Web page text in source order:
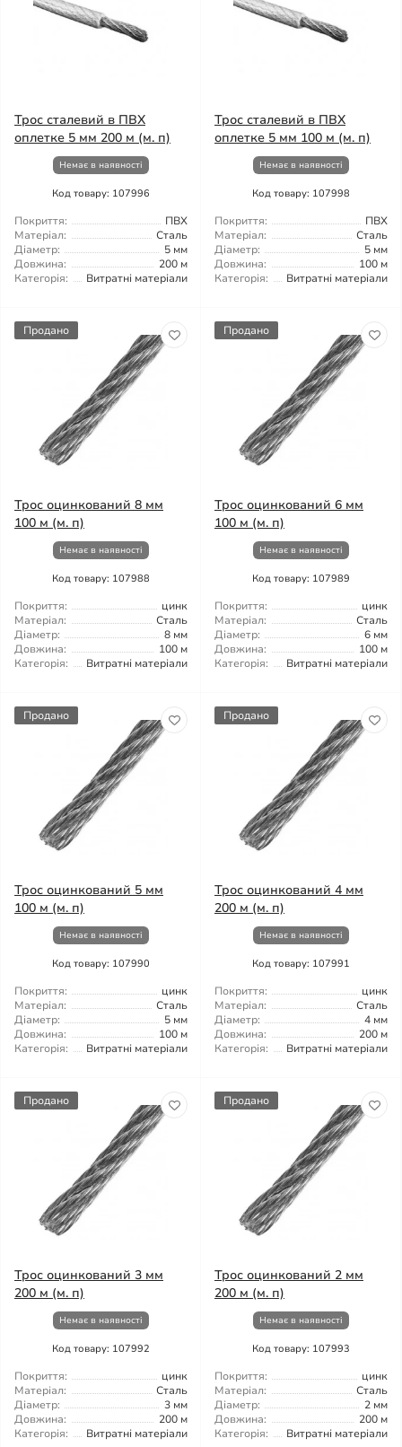
Трос сталевий в ПВХ
оплетке 5 мм 200 м (м. п)
Немає в наявності
Код товару: 107996
Покриття:
ПВХ
Матеріал:
Сталь
Діаметр:
5 мм
Довжина:
200 м
Категорія:
Витратні матеріали
Трос сталевий в ПВХ
оплетке 5 мм 100 м (м. п)
Немає в наявності
Код товару: 107998
Покриття:
ПВХ
Матеріал:
Сталь
Діаметр:
5 мм
Довжина:
100 м
Категорія:
Витратні матеріали
Продано
Трос оцинкований 8 мм
100 м (м. п)
Немає в наявності
Код товару: 107988
Покриття:
цинк
Матеріал:
Сталь
Діаметр:
8 мм
Довжина:
100 м
Категорія:
Витратні матеріали
Продано
Трос оцинкований 6 мм
100 м (м. п)
Немає в наявності
Код товару: 107989
Покриття:
цинк
Матеріал:
Сталь
Діаметр:
6 мм
Довжина:
100 м
Категорія:
Витратні матеріали
Продано
Трос оцинкований 5 мм
100 м (м. п)
Немає в наявності
Код товару: 107990
Покриття:
цинк
Матеріал:
Сталь
Діаметр:
5 мм
Довжина:
100 м
Категорія:
Витратні матеріали
Продано
Трос оцинкований 4 мм
200 м (м. п)
Немає в наявності
Код товару: 107991
Покриття:
цинк
Матеріал:
Сталь
Діаметр:
4 мм
Довжина:
200 м
Категорія:
Витратні матеріали
Продано
Трос оцинкований 3 мм
200 м (м. п)
Немає в наявності
Код товару: 107992
Покриття:
цинк
Матеріал:
Сталь
Діаметр:
3 мм
Довжина:
200 м
Категорія:
Витратні матеріали
Продано
Трос оцинкований 2 мм
200 м (м. п)
Немає в наявності
Код товару: 107993
Покриття:
цинк
Матеріал:
Сталь
Діаметр:
2 мм
Довжина:
200 м
Категорія:
Витратні матеріали